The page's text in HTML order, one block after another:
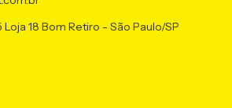
Loja 18 Bom Retiro - São Paulo/SP